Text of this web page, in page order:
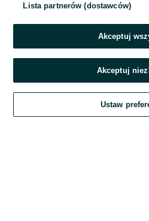
Zaloguj
Kontynuując za pośrednictwem jednego
OLX.pl
Lista partnerów (dostawców)
Akceptuj
Akceptuj
Ustaw